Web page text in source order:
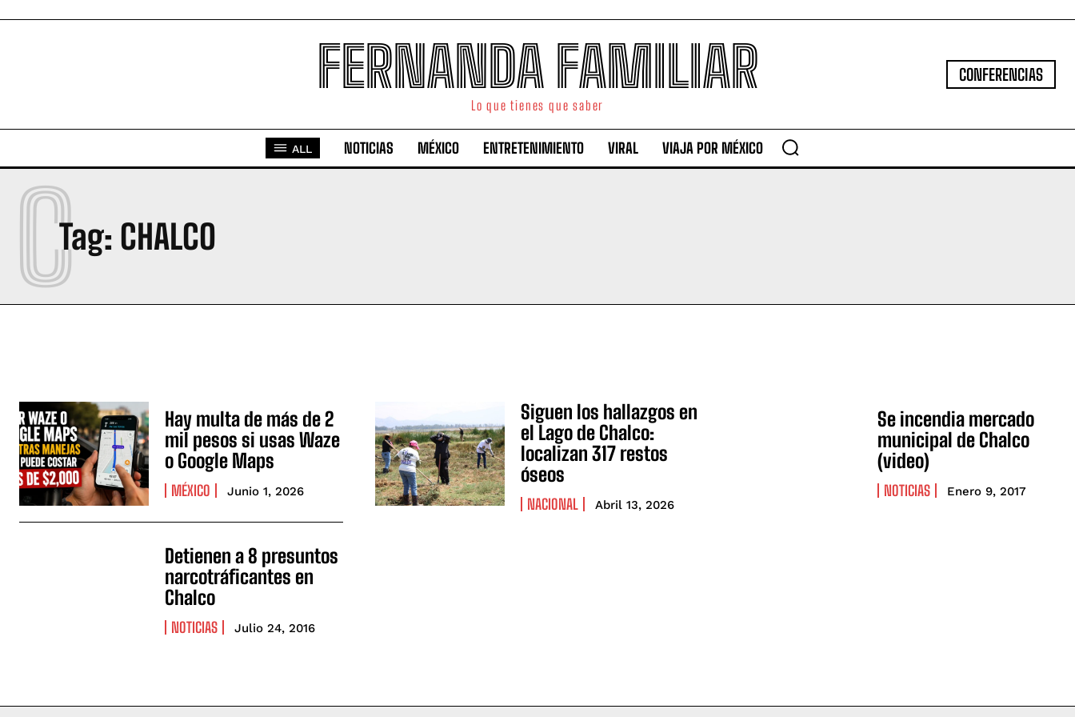
FERNANDA FAMILIAR
Lo que tienes que saber
CONFERENCIAS
ALL NOTICIAS MÉXICO ENTRETENIMIENTO VIRAL VIAJA POR MÉXICO
Tag: CHALCO
C
Hay multa de más de 2
mil pesos si usas Waze
o Google Maps
MÉXICO Junio 1, 2026
Siguen los hallazgos en
el Lago de Chalco:
localizan 317 restos
óseos
NACIONAL Abril 13, 2026
Se incendia mercado
municipal de Chalco
(video)
NOTICIAS Enero 9, 2017
Detienen a 8 presuntos
narcotráficantes en
Chalco
NOTICIAS Julio 24, 2016